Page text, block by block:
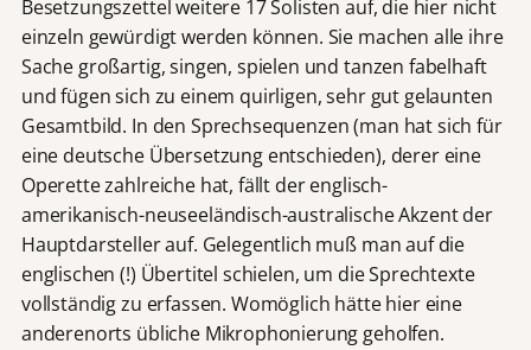
Besetzungszettel weitere 17 Solisten auf, die hier nicht
einzeln gewürdigt werden können. Sie machen alle ihre
Sache großartig, singen, spielen und tanzen fabelhaft
und fügen sich zu einem quirligen, sehr gut gelaunten
Gesamtbild. In den Sprechsequenzen (man hat sich für
eine deutsche Übersetzung entschieden), derer eine
Operette zahlreiche hat, fällt der englisch-
amerikanisch-neuseeländisch-australische Akzent der
Hauptdarsteller auf. Gelegentlich muß man auf die
englischen (!) Übertitel schielen, um die Sprechtexte
vollständig zu erfassen. Womöglich hätte hier eine
anderenorts übliche Mikrophonierung geholfen.